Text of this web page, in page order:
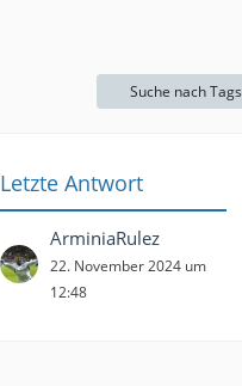
Suche nach Tags
Letzte Antwort
ArminiaRulez
22. November 2024 um
12:48